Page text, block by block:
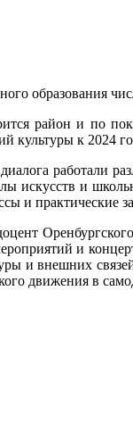
образования
район и по
культуры к 2024
работали
искусств и
и
и
и внешних
движения в